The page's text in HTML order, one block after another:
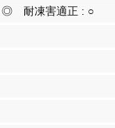
◎ 耐凍害適正 : ○